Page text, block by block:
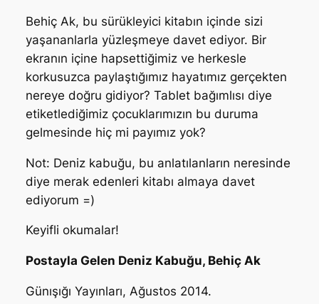
Behiç Ak, bu sürükleyici kitabın içinde sizi
yaşananlarla yüzleşmeye davet ediyor. Bir
ekranın içine hapsettiğimiz ve herkesle
korkusuzca paylaştığımız hayatımız gerçekten
nereye doğru gidiyor? Tablet bağımlısı diye
etiketlediğimiz çocuklarımızın bu duruma
gelmesinde hiç mi payımız yok?
Not: Deniz kabuğu, bu anlatılanların neresinde
diye merak edenleri kitabı almaya davet
ediyorum =)
Keyifli okumalar!
Postayla Gelen Deniz Kabuğu, Behiç Ak
Günışığı Yayınları, Ağustos 2014.